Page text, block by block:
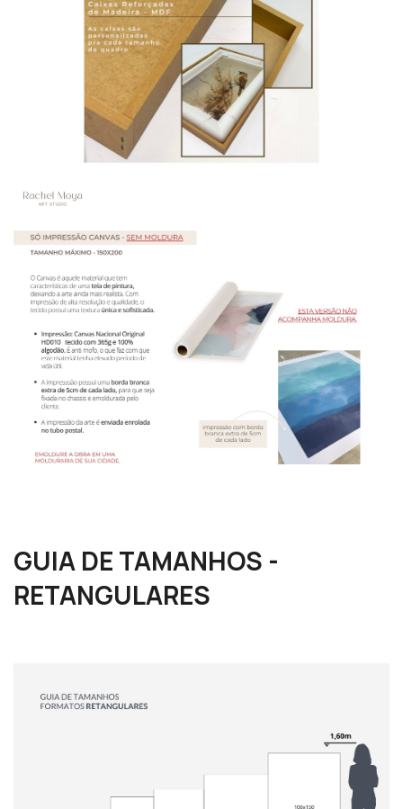
GUIA DE TAMANHOS -
RETANGULARES